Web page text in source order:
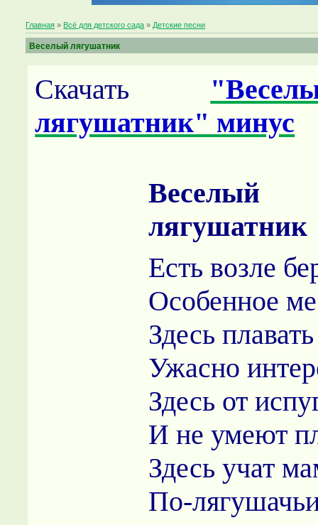
Главная » Всё для детского сада » Детские песни
Веселый лягушатник
Скачать
лягушатник" минус
Веселый
лягушатник
Есть возле
Особенное
Здесь
Ужасно
Здесь от
И не умеют
Здесь учат
По-